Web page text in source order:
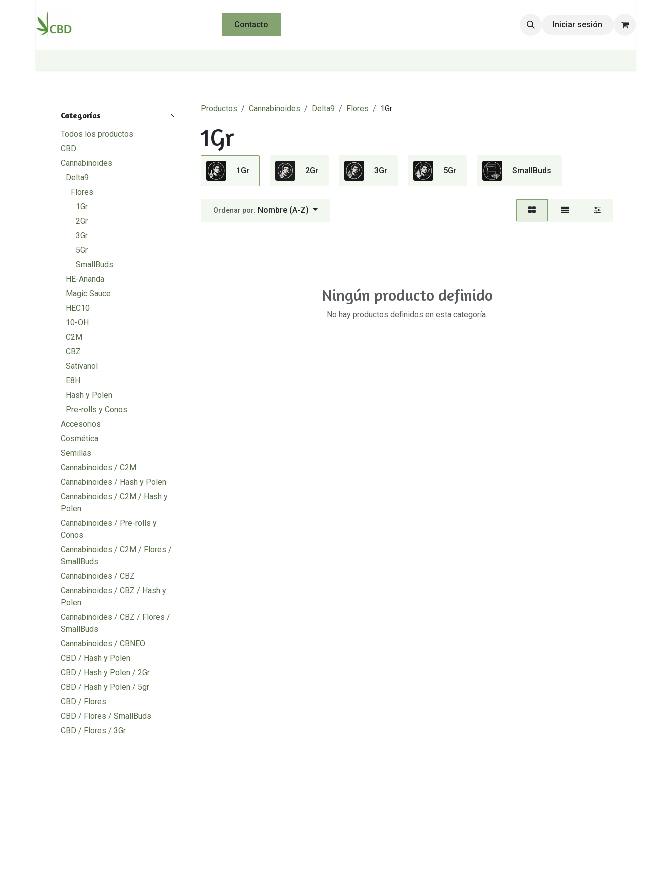
Contacto Iniciar sesión
Categorías
Todos los productos
CBD
Cannabinoides
Delta9
Flores
1Gr
2Gr
3Gr
5Gr
SmallBuds
HE-Ananda
Magic Sauce
HEC10
10-OH
C2M
CBZ
Sativanol
E8H
Hash y Polen
Pre-rolls y Conos
Accesorios
Cosmética
Semillas
Cannabinoides / C2M
Cannabinoides / Hash y Polen
Cannabinoides / C2M / Hash y
Polen
Cannabinoides / Pre-rolls y
Conos
Cannabinoides / C2M / Flores /
SmallBuds
Cannabinoides / CBZ
Cannabinoides / CBZ / Hash y
Polen
Cannabinoides / CBZ / Flores /
SmallBuds
Cannabinoides / CBNEO
CBD / Hash y Polen
CBD / Hash y Polen / 2Gr
CBD / Hash y Polen / 5gr
CBD / Flores
CBD / Flores / SmallBuds
CBD / Flores / 3Gr
Productos Cannabinoides Delta9 Flores 1Gr
1Gr
1Gr 2Gr 3Gr 5Gr SmallBuds
Ordenar por: Nombre (A-Z)
Ningún producto definido
No hay productos definidos en esta categoría.